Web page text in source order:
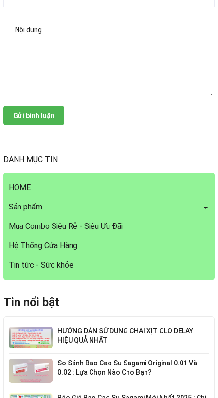
DANH MỤC TIN
HOME
Sản phẩm
Mua Combo Siêu Rẻ - Siêu Ưu Đãi
Hệ Thống Cửa Hàng
Tin tức - Sức khỏe
Tin nổi bật
HƯỚNG DẪN SỬ DỤNG CHAI XỊT OLO DELAY
HIỆU QUẢ NHẤT
So Sánh Bao Cao Su Sagami Original 0.01 Và
0.02 : Lựa Chọn Nào Cho Bạn?
Gửi bình luận